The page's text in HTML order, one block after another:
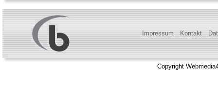
Impressum Kontakt
Copyright